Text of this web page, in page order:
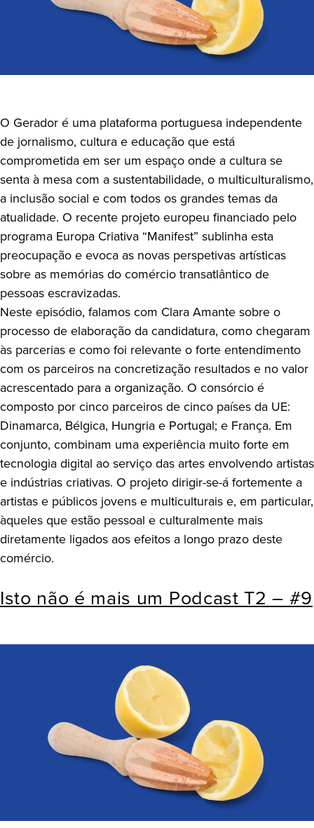
O Gerador é uma plataforma portuguesa independente
de jornalismo, cultura e educação que está
comprometida em ser um espaço onde a cultura se
senta à mesa com a sustentabilidade, o multiculturalismo,
a inclusão social e com todos os grandes temas da
atualidade. O recente projeto europeu financiado pelo
programa Europa Criativa “Manifest” sublinha esta
preocupação e evoca as novas perspetivas artísticas
sobre as memórias do comércio transatlântico de
pessoas escravizadas.
Neste episódio, falamos com Clara Amante sobre o
processo de elaboração da candidatura, como chegaram
às parcerias e como foi relevante o forte entendimento
com os parceiros na concretização resultados e no valor
acrescentado para a organização. O consórcio é
composto por cinco parceiros de cinco países da UE:
Dinamarca, Bélgica, Hungria e Portugal; e França. Em
conjunto, combinam uma experiência muito forte em
tecnologia digital ao serviço das artes envolvendo artistas
e indústrias criativas. O projeto dirigir-se-á fortemente a
artistas e públicos jovens e multiculturais e, em particular,
àqueles que estão pessoal e culturalmente mais
diretamente ligados aos efeitos a longo prazo deste
comércio.
Isto não é mais um Podcast T2 – #9